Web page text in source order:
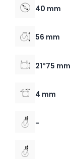
40 mm
56 mm
21*75 mm
4 mm
-